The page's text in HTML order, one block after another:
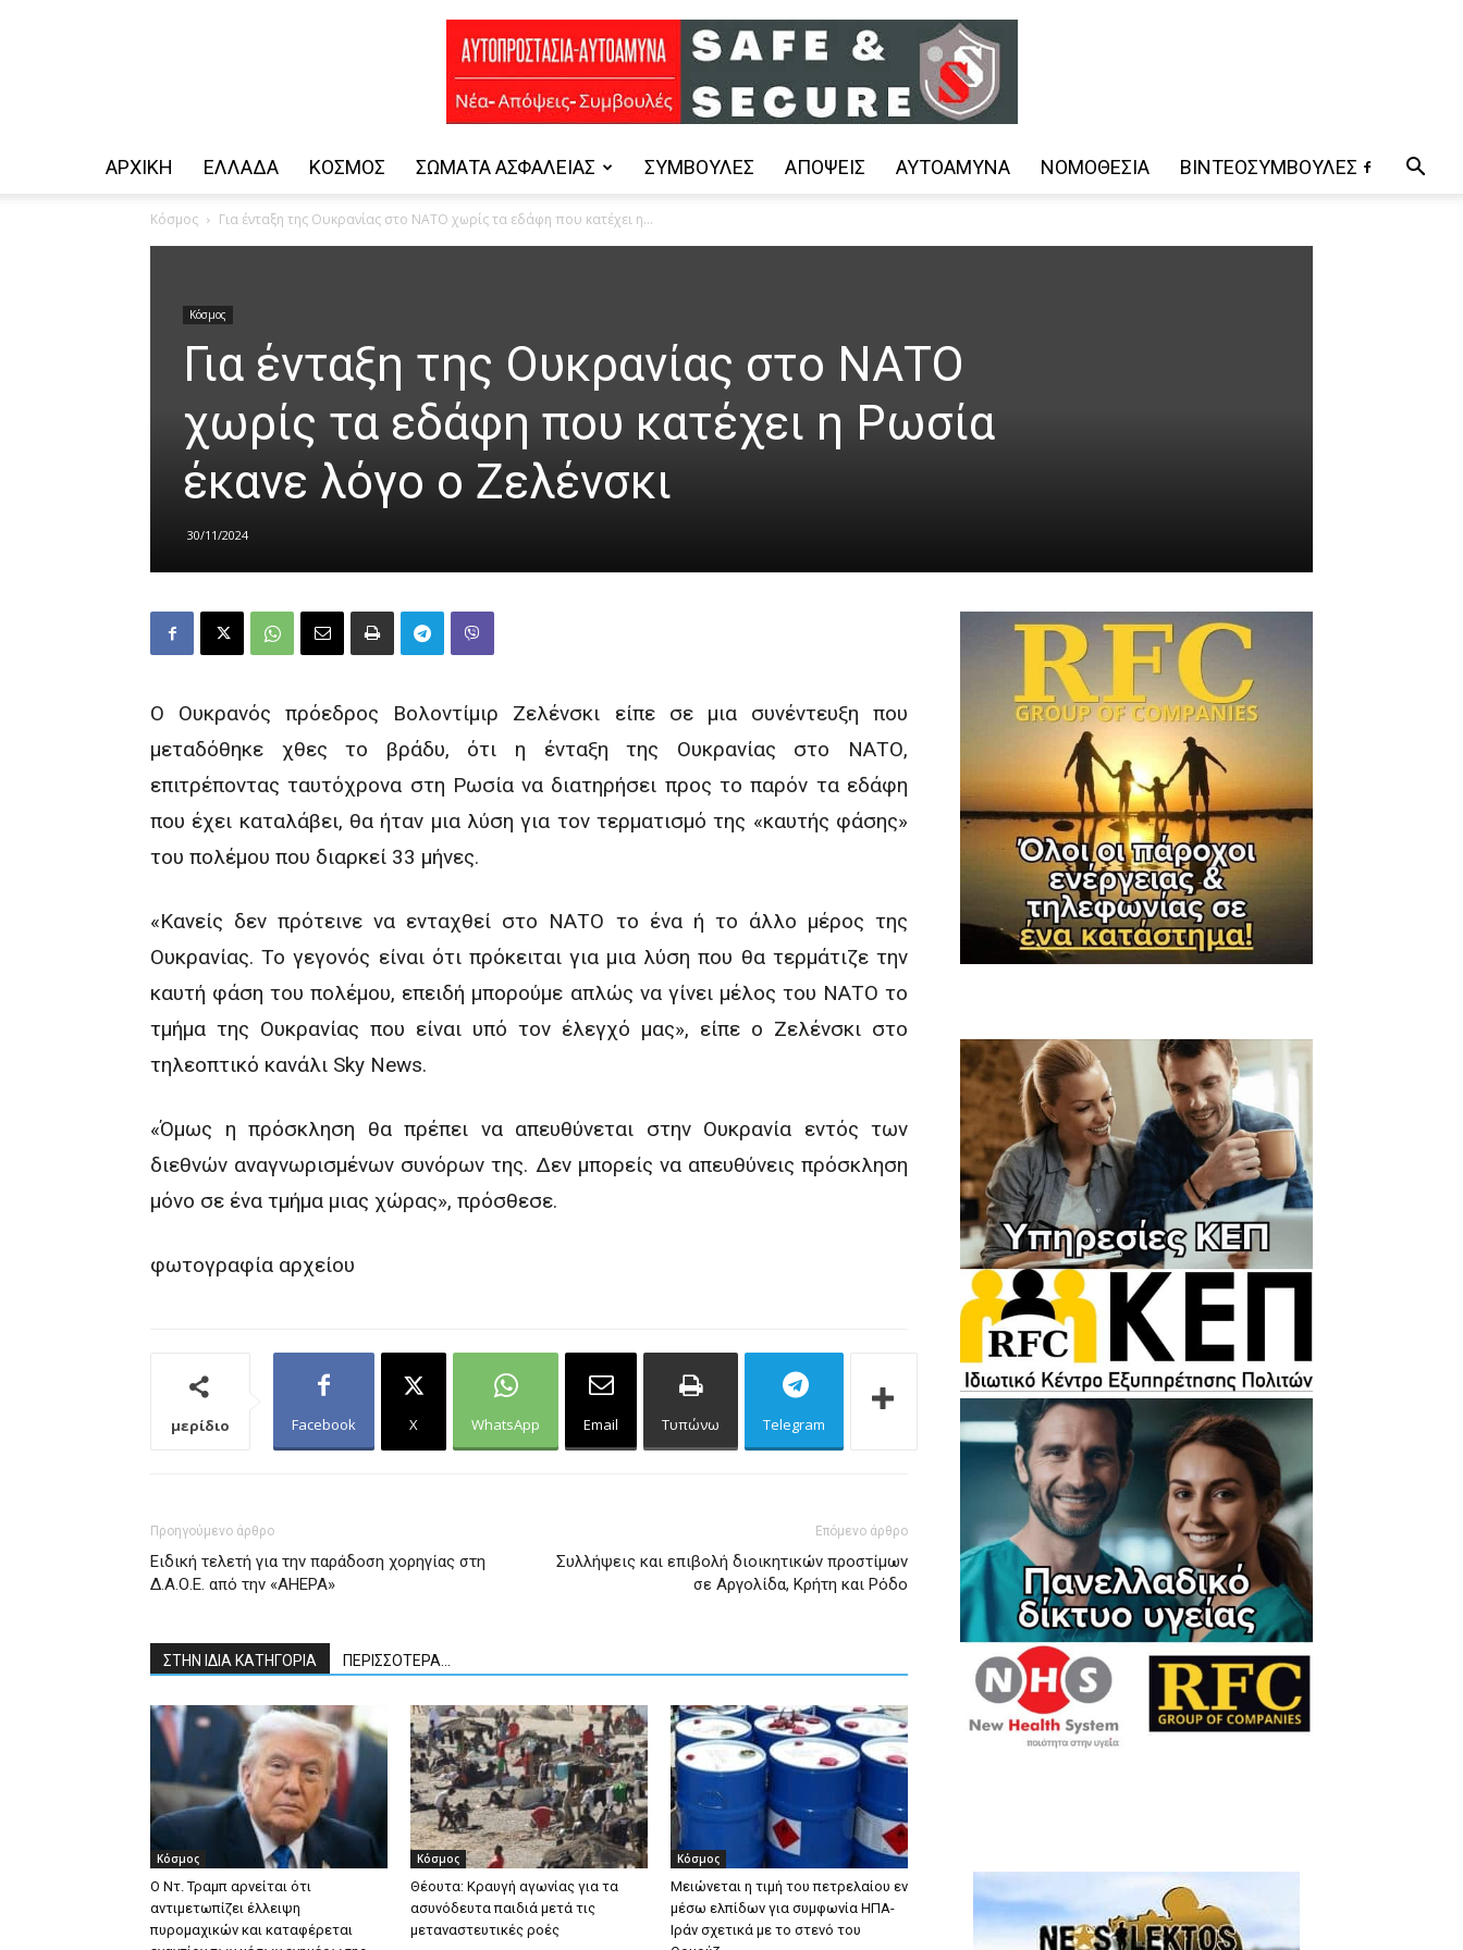
ΑΡΧΙΚΗ ΕΛΛΆΔΑ ΚΌΣΜΟΣ ΣΏΜΑΤΑ ΑΣΦΑΛΕΊΑΣ ΣΥΜΒΟΥΛΈΣ ΑΠΌΨΕΙΣ ΑΥΤΟΆΜΥΝΑ ΝΟΜΟΘΕΣΊΑ ΒΊΝΤΕΟΣΥΜΒΟΥΛΈΣ
Κόσμος Για ένταξη της Ουκρανίας στο ΝΑΤΟ χωρίς τα εδάφη που κατέχει η...
Κόσμος
Για ένταξη της Ουκρανίας στο ΝΑΤΟ
χωρίς τα εδάφη που κατέχει η Ρωσία
έκανε λόγο ο Ζελένσκι
30/11/2024
Ο Ουκρανός πρόεδρος Βολοντίμιρ Ζελένσκι είπε σε μια συνέντευξη που
μεταδόθηκε χθες το βράδυ, ότι η ένταξη της Ουκρανίας στο ΝΑΤΟ,
επιτρέποντας ταυτόχρονα στη Ρωσία να διατηρήσει προς το παρόν τα εδάφη
που έχει καταλάβει, θα ήταν μια λύση για τον τερματισμό της «καυτής φάσης»
του πολέμου που διαρκεί 33 μήνες.
«Κανείς δεν πρότεινε να ενταχθεί στο ΝΑΤΟ το ένα ή το άλλο μέρος της
Ουκρανίας. Το γεγονός είναι ότι πρόκειται για μια λύση που θα τερμάτιζε την
καυτή φάση του πολέμου, επειδή μπορούμε απλώς να γίνει μέλος του ΝΑΤΟ το
τμήμα της Ουκρανίας που είναι υπό τον έλεγχό μας», είπε ο Ζελένσκι στο
τηλεοπτικό κανάλι Sky News.
«Όμως η πρόσκληση θα πρέπει να απευθύνεται στην Ουκρανία εντός των
διεθνών αναγνωρισμένων συνόρων της. Δεν μπορείς να απευθύνεις πρόσκληση
μόνο σε ένα τμήμα μιας χώρας», πρόσθεσε.
φωτογραφία αρχείου
μερίδιο Facebook X WhatsApp Email Τυπώνω Telegram
Προηγούμενο άρθρο
Ειδική τελετή για την παράδοση χορηγίας στη
Δ.Α.Ο.Ε. από την «AHEPA»
Επόμενο άρθρο
Συλλήψεις και επιβολή διοικητικών προστίμων
σε Αργολίδα, Κρήτη και Ρόδο
ΣΤΗΝ ΙΔΙΑ ΚΑΤΗΓΟΡΙΑ ΠΕΡΙΣΣΟΤΕΡΑ...
Κόσμος
Ο Ντ. Τραμπ αρνείται ότι
αντιμετωπίζει έλλειψη
πυρομαχικών και καταφέρεται
Κόσμος
Θέουτα: Κραυγή αγωνίας για τα
ασυνόδευτα παιδιά μετά τις
μεταναστευτικές ροές
Κόσμος
Μειώνεται η τιμή του πετρελαίου εν
μέσω ελπίδων για συμφωνία ΗΠΑ-
Ιράν σχετικά με το στενό του